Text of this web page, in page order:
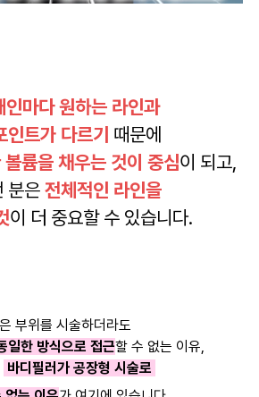
인마다 원하는 라인과
인트가 다르기 때문에
볼륨을 채우는 것이 중심이 되고,
분은전체적인 라인을
이 더 중요할 수 있습니다.
부위를 시술하더라도
일한 방식으로 접근할 수 없는 이유,
바디필러가 공장형 시술로